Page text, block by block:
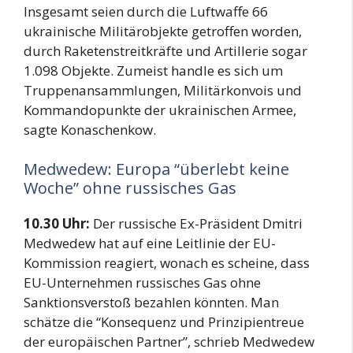
Insgesamt seien durch die Luftwaffe 66
ukrainische Militärobjekte getroffen worden,
durch Raketenstreitkräfte und Artillerie sogar
1.098 Objekte. Zumeist handle es sich um
Truppenansammlungen, Militärkonvois und
Kommandopunkte der ukrainischen Armee,
sagte Konaschenkow.
Medwedew: Europa “überlebt keine
Woche” ohne russisches Gas
10.30 Uhr: Der russische Ex-Präsident Dmitri
Medwedew hat auf eine Leitlinie der EU-
Kommission reagiert, wonach es scheine, dass
EU-Unternehmen russisches Gas ohne
Sanktionsverstoß bezahlen könnten. Man
schätze die “Konsequenz und Prinzipientreue
der europäischen Partner”, schrieb Medwedew